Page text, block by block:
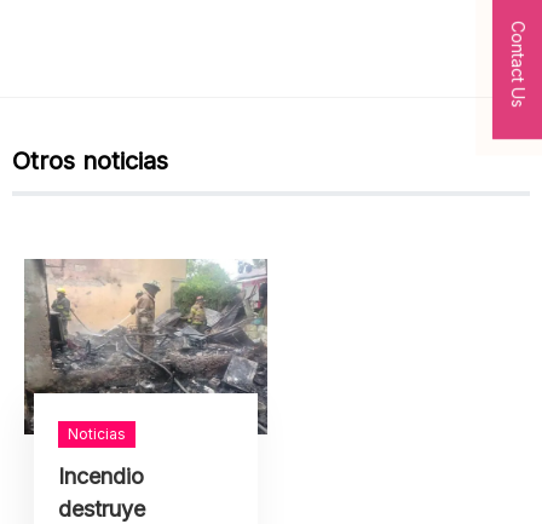
Otros noticias
Noticias
Incendio
destruye
Contact Us